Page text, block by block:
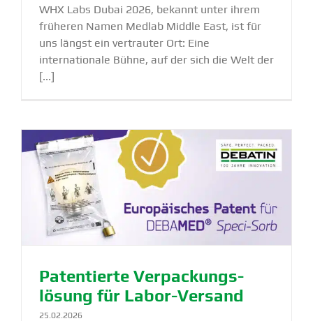
WHX Labs Dubai 2026, bekannt unter ihrem
früheren Namen Medlab Middle East, ist für
uns längst ein vertrauter Ort: Eine
internationale Bühne, auf der sich die Welt der
[...]
Paten­tierte Verpa­ckungs­
lösung für Labor-Versand
25.02.2026